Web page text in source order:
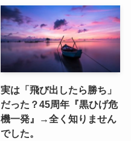
実は「飛び出したら勝ち」
だった？45周年『黒ひげ危
機一発』→全く知りません
でした。